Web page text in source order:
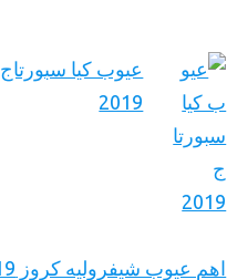
عيوب كيا سبورتاج
2019
اهم عيوب شيفروليه كروز 2019